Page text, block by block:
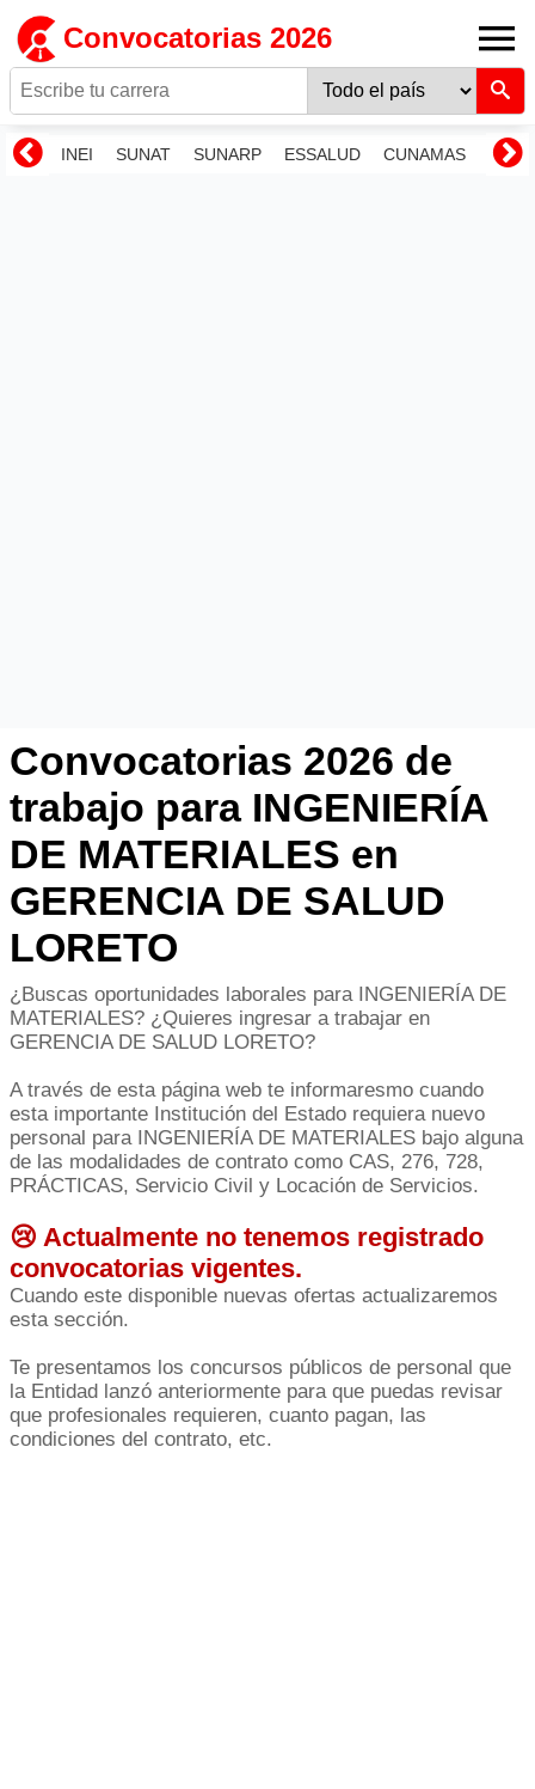
Convocatorias 2026
INEI SUNAT SUNARP ESSALUD CUNAMAS
Convocatorias 2026 de
trabajo para INGENIERÍA
DE MATERIALES en
GERENCIA DE SALUD
LORETO
¿Buscas oportunidades laborales para INGENIERÍA DE
MATERIALES? ¿Quieres ingresar a trabajar en
GERENCIA DE SALUD LORETO?
A través de esta página web te informaresmo cuando
esta importante Institución del Estado requiera nuevo
personal para INGENIERÍA DE MATERIALES bajo alguna
de las modalidades de contrato como CAS, 276, 728,
PRÁCTICAS, Servicio Civil y Locación de Servicios.
😢 Actualmente no tenemos registrado
convocatorias vigentes.
Cuando este disponible nuevas ofertas actualizaremos
esta sección.
Te presentamos los concursos públicos de personal que
la Entidad lanzó anteriormente para que puedas revisar
que profesionales requieren, cuanto pagan, las
condiciones del contrato, etc.